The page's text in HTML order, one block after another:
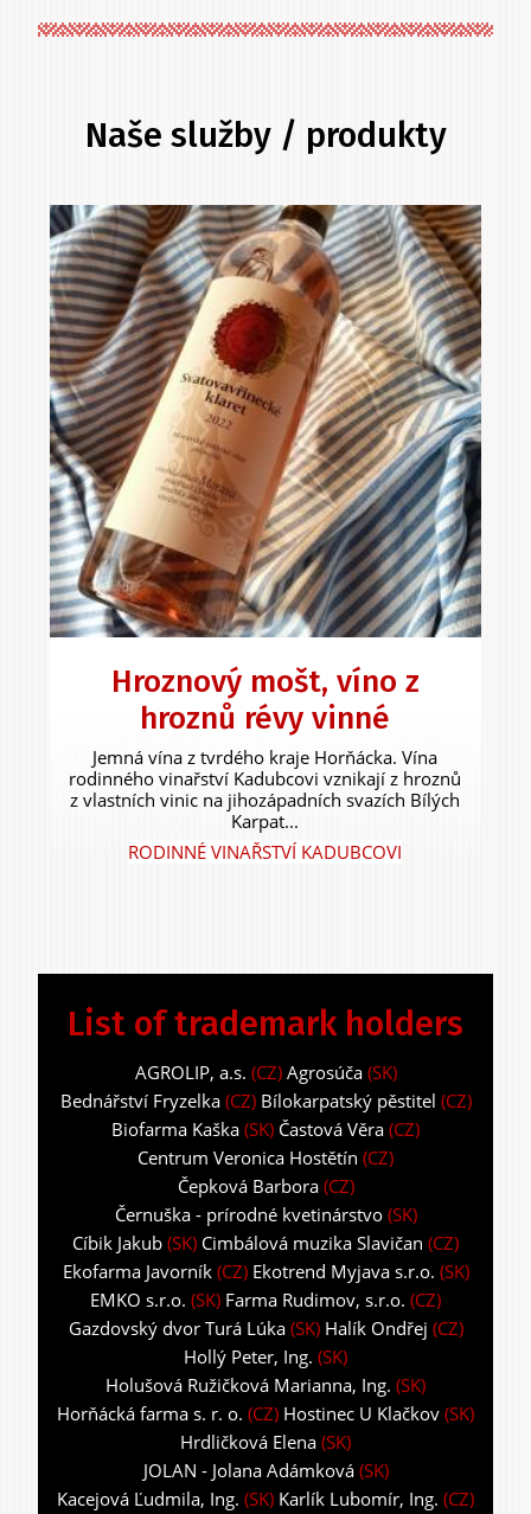
Naše služby / produkty
Hroznový mošt, víno z
hroznů révy vinné
Jemná vína z tvrdého kraje Horňácka. Vína
rodinného vinařství Kadubcovi vznikají z hroznů
z vlastních vinic na jihozápadních svazích Bílých
Karpat...
RODINNÉ VINAŘSTVÍ KADUBCOVI
List of trademark holders
AGROLIP, a.s. (CZ) Agrosúča(SK)
Bednářství Fryzelka(CZ) Bílokarpatský pěstitel (CZ)
Biofarma Kaška (SK) Častová Věra (CZ)
Centrum Veronica Hostětín (CZ)
Čepková Barbora(CZ)
Černuška - prírodné kvetinárstvo(SK)
Cíbik Jakub (SK) Cimbálová muzika Slavičan (CZ)
Ekofarma Javorník(CZ) Ekotrend Myjava s.r.o. (SK)
EMKO s.r.o. (SK) Farma Rudimov, s.r.o. (CZ)
Gazdovský dvor Turá Lúka(SK) Halík Ondřej (CZ)
Hollý Peter, Ing. (SK)
Holušová Ružičková Marianna, Ing. (SK)
Horňácká farma s. r. o. (CZ) Hostinec U Klačkov (SK)
Hrdličková Elena (SK)
JOLAN - Jolana Adámková(SK)
Kacejová Ľudmila, Ing. (SK) Karlík Lubomír, Ing. (CZ)